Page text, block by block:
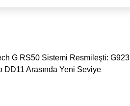
dolaşımı
G RS50 Sistemi Resmileşti: G923
DD11 Arasında Yeni Seviye